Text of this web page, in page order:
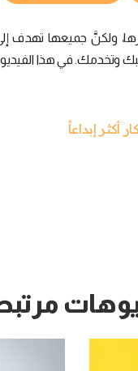
ولكنَّ جميعها تهدف
وتخدمك. في هذا